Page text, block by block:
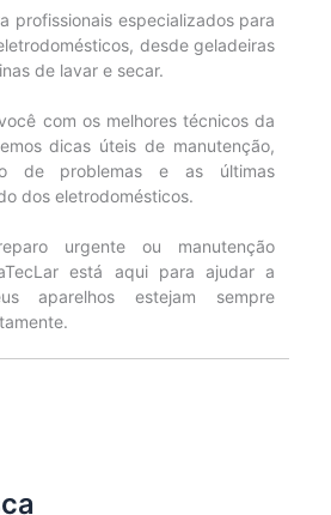
profissionais especializados para
desde geladeiras
de lavar e secar.
com os melhores técnicos da
dicas úteis de manutenção,
de problemas e as últimas
dos eletrodomésticos.
urgente ou manutenção
está aqui para ajudar a
aparelhos estejam sempre